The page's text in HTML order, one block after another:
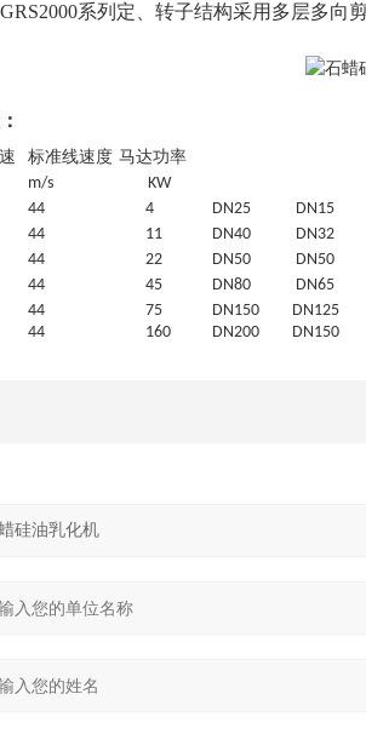
系列定、转子结构采用多层多
标准线速度 马达功率
m/s
KW
44 4 DN25
DN15
44 11 DN40
DN32
44 22 DN50
DN50
44 45 DN80
DN65
44 75 DN150
DN125
44 160 DN200 DN150